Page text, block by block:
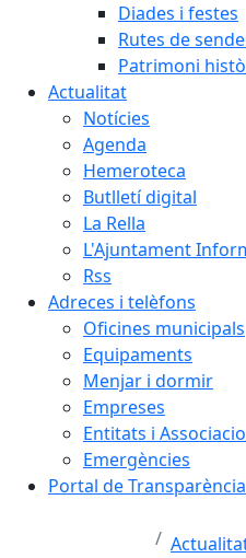
Diades i festes
Rutes de
Patrimoni
Actualitat
Notícies
Agenda
Hemeroteca
Butlletí digital
La Rella
L'Ajuntament
Rss
Adreces i telèfons
Oficines municipals
Equipaments
Menjar i dormir
Empreses
Entitats i
Emergències
Portal de Transparència